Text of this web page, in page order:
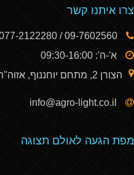
צרו איתנו קשר
א'-ה': 09:30-16:00
הצורן 2, מתחם יוחננוף, אזוה''ת פולג, נתניה
מפת הגעה לאולם תצוגה